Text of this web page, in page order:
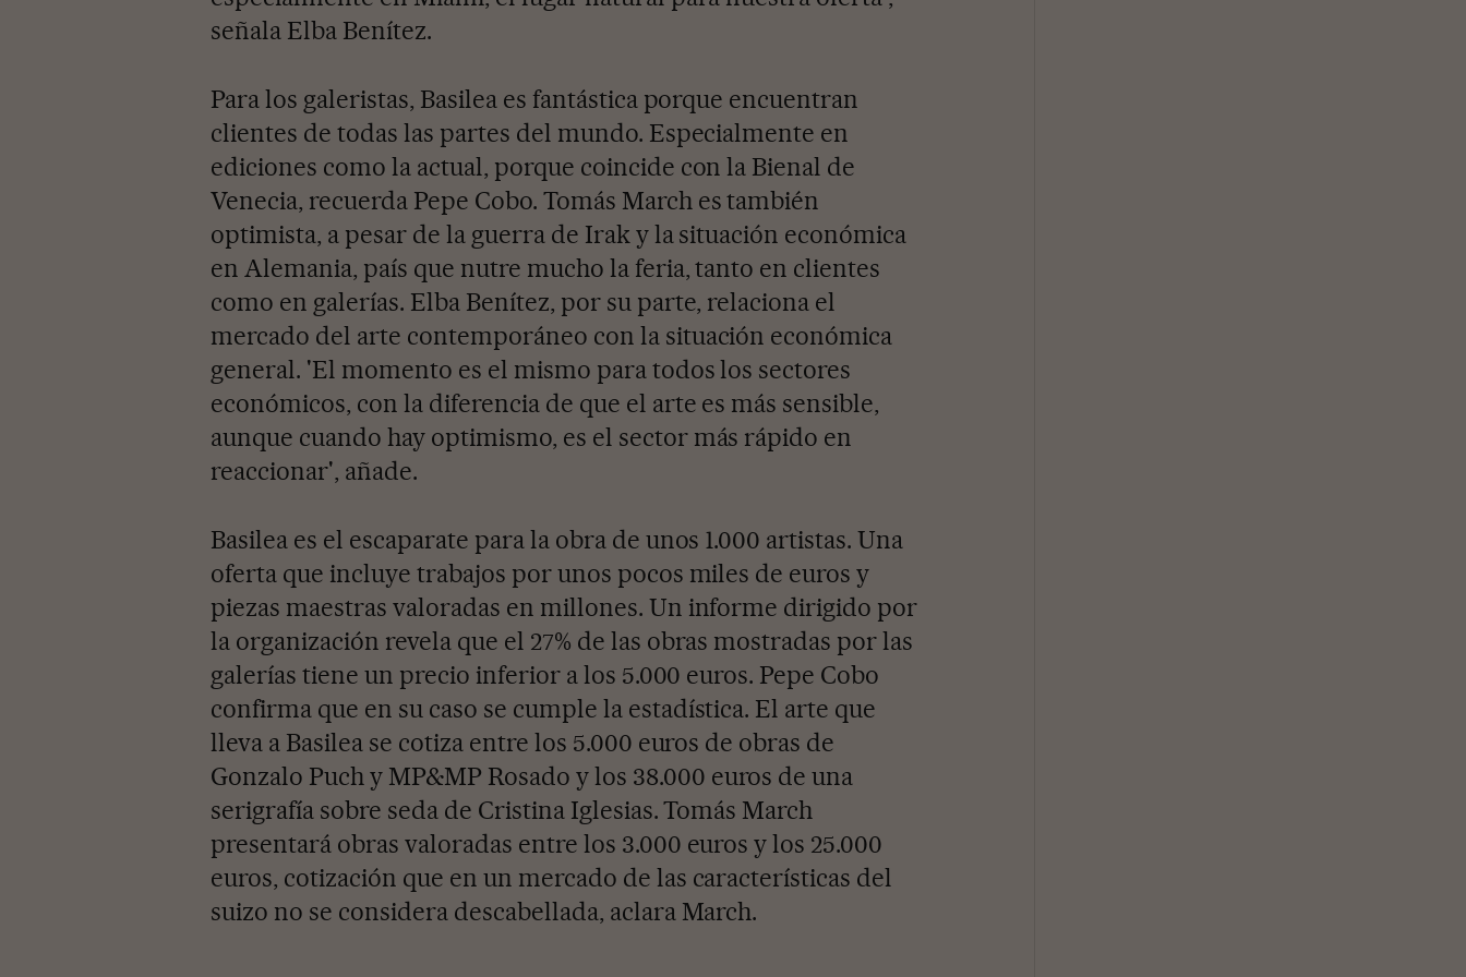
señala Elba Benítez.
Para los galeristas, Basilea es fantástica porque encuentran
clientes de todas las partes del mundo. Especialmente en
ediciones como la actual, porque coincide con la Bienal de
Venecia, recuerda Pepe Cobo. Tomás March es también
optimista, a pesar de la guerra de Irak y la situación económica
en Alemania, país que nutre mucho la feria, tanto en clientes
como en galerías. Elba Benítez, por su parte, relaciona el
mercado del arte contemporáneo con la situación económica
general. 'El momento es el mismo para todos los sectores
económicos, con la diferencia de que el arte es más sensible,
aunque cuando hay optimismo, es el sector más rápido en
reaccionar', añade.
Basilea es el escaparate para la obra de unos 1.000 artistas. Una
oferta que incluye trabajos por unos pocos miles de euros y
piezas maestras valoradas en millones. Un informe dirigido por
la organización revela que el 27% de las obras mostradas por las
galerías tiene un precio inferior a los 5.000 euros. Pepe Cobo
confirma que en su caso se cumple la estadística. El arte que
lleva a Basilea se cotiza entre los 5.000 euros de obras de
Gonzalo Puch y MP&MP Rosado y los 38.000 euros de una
serigrafía sobre seda de Cristina Iglesias. Tomás March
presentará obras valoradas entre los 3.000 euros y los 25.000
euros, cotización que en un mercado de las características del
suizo no se considera descabellada, aclara March.